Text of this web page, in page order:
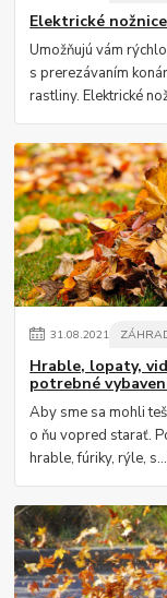
Elektrické
Umožňujú vám
s prerezávaním
rastliny. Elektrické
31.08.2021
Hrable, lopaty,
potrebné
Aby sme sa mohli
o ňu vopred starať.
hrable, fúriky, rýle,